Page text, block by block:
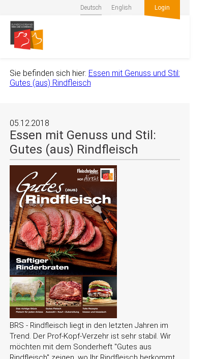
Deutsch English Login
Sie befinden sich hier: Essen mit Genuss und Stil:
Gutes (aus) Rindfleisch
05.12.2018
Essen mit Genuss und Stil:
Gutes (aus) Rindfleisch
BRS - Rindfleisch liegt in den letzten Jahren im
Trend. Der Prof-Kopf-Verzehr ist sehr stabil. Wir
möchten mit dem Sonderheft Gutes aus